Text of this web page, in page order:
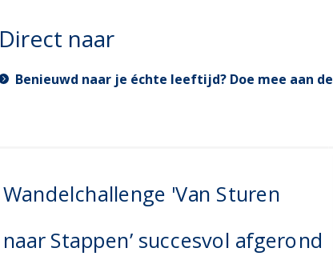
Direct naar
Benieuwd naar je échte leeftijd? Doe mee aan de
Wandelchallenge 'Van Sturen
naar Stappen’ succesvol afgerond